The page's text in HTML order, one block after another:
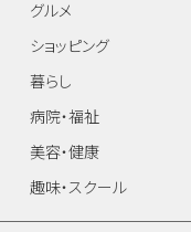
グルメ
ショッピング
暮らし
病院・福祉
美容・健康
趣味・スクール